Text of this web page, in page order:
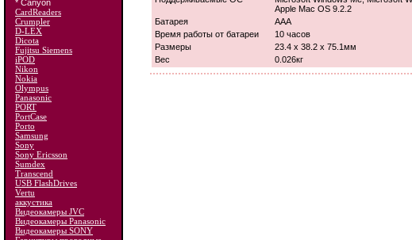
* Canyon
CardReaders
Crumpler
D-LEX
Dicota
Fujitsu Siemens
iPOD
Nikon
Nokia
Olympus
Panasonic
PORT
PortCase
Porto
Samsung
Sony
Sony Ericsson
Sumdex
Transcend
USB FlashDrives
Vertu
аккустика
Видеокамеры JVC
Видеокамеры Panasonic
Видеокамеры SONY
Apple Mac OS 9.2.2
Батарея
AAA
Время работы от батареи
10 часов
Размеры
23.4 х 38.2 х 75.1мм
Вес
0.026кг